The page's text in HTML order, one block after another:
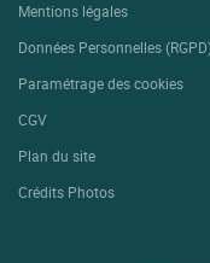
Mentions légales
Données Personnelles
Paramétrage des cookies
CGV
Plan du site
Crédits Photos